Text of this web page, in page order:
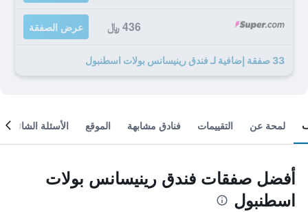
436 ﷼ عرض الصفقة
33 صفقة إضافية لـ فندق رينيسانس بولات اسطنبول
لمحة عن التقييمات فنادق مشابهة الموقع الأسئلة الشائعة
أفضل صفقات فندق رينيسانس بولات
اسطنبول